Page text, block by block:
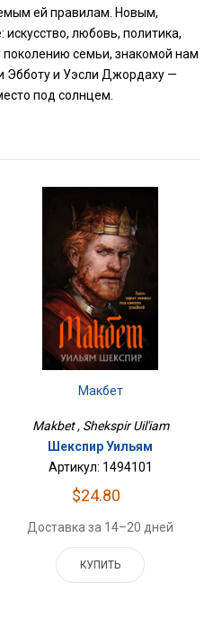
ей правилам. Новым,
любовь, политика,
семьи, знакомой нам
Эбботу и Уэсли Джордаху —
под солнцем.
Макбет
Makbet , Shekspir Uil'iam
Шекспир Уильям
Артикул: 1494101
$24.80
Доставка за 14–20 дней
КУПИТЬ